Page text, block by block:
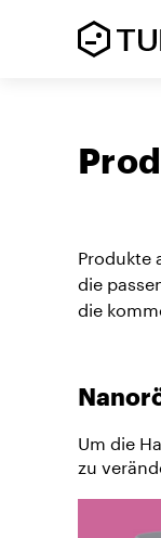
Produkte
die
die
Um die
zu